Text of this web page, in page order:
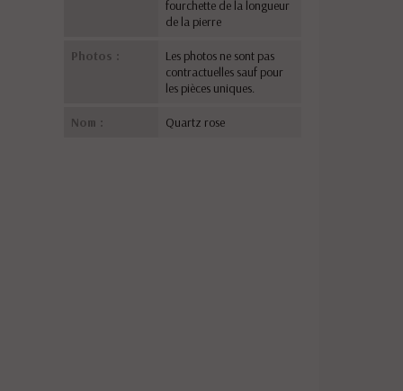
fourchette de la longueur
de la pierre
Photos :
Les photos ne sont pas
contractuelles sauf pour
les pièces uniques.
Nom : Quartz rose